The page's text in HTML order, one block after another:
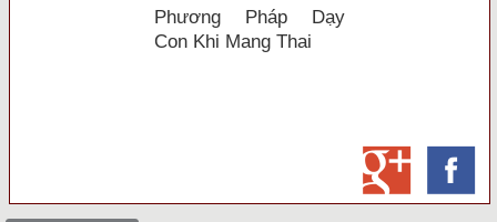
Phương Pháp Dạy
Con Khi Mang Thai